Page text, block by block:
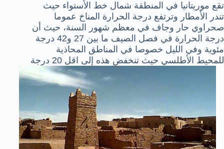
تقع موريتانيا في المنطقة شمال خط الأستواء حيث
تندر الأمطار وترتفع درجة الحرارة المناخ عموما
صحراوي حار وجاف في معظم شهور السنة، حيث أن
درجة الحرارة في فصل الصيف ما بين 27 و42 درجة
مئوية وفي الليل خصوصا في المناطق المحاذية
للمحيط الأطلسي حيث تنخفض هذه إلى اقل 20 درجة